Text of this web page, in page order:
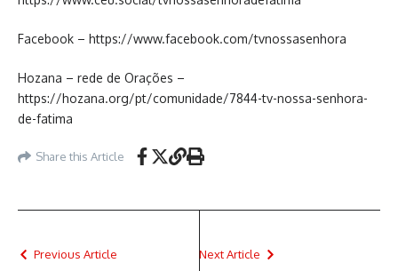
Facebook – https://www.facebook.com/tvnossasenhora
Hozana – rede de Orações –
https://hozana.org/pt/comunidade/7844-tv-nossa-senhora-
de-fatima
Share this Article
Previous Article Next Article